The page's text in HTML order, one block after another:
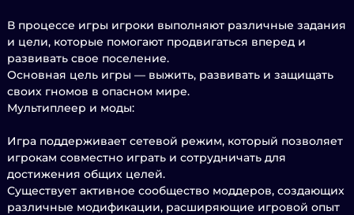
В процессе игры игроки выполняют различные задания
и цели, которые помогают продвигаться вперед и
развивать свое поселение.
Основная цель игры — выжить, развивать и защищать
своих гномов в опасном мире.
Мультиплеер и моды:
Игра поддерживает сетевой режим, который позволяет
игрокам совместно играть и сотрудничать для
достижения общих целей.
Существует активное сообщество моддеров, создающих
различные модификации, расширяющие игровой опыт